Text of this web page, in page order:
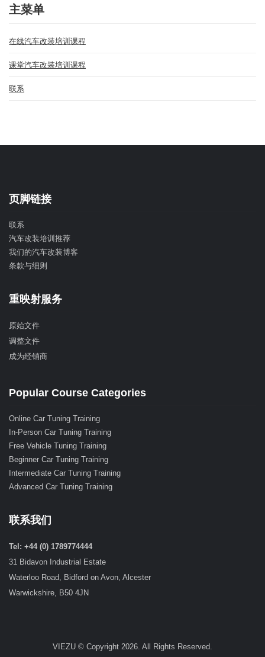
主菜单
在线汽车改装培训课程
课堂汽车改装培训课程
联系
页脚链接
联系
汽车改装培训推荐
我们的汽车改装博客
条款与细则
重映射服务
原始文件
调整文件
成为经销商
Popular Course Categories
Online Car Tuning Training
In-Person Car Tuning Training
Free Vehicle Tuning Training
Beginner Car Tuning Training
Intermediate Car Tuning Training
Advanced Car Tuning Training
联系我们
Tel: +44 (0) 1789774444
31 Bidavon Industrial Estate
Waterloo Road, Bidford on Avon, Alcester
Warwickshire, B50 4JN
VIEZU © Copyright 2026. All Rights Reserved.